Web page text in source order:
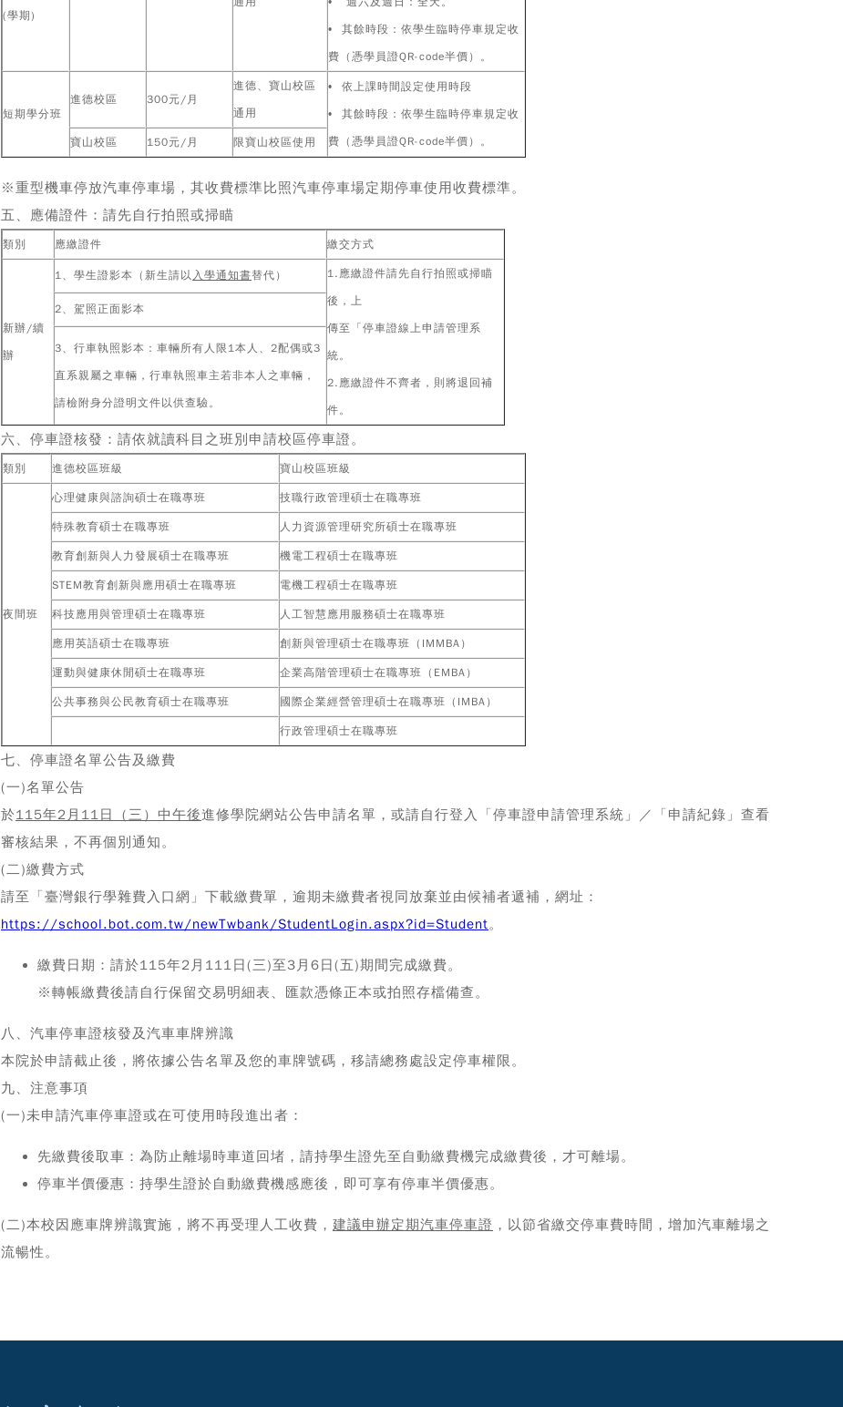
(學期)
• 其餘時段：依學生臨時停車規定收
費（憑學員證QR-code半價）。
短期學分班
進德校區 300元/月
進德、寶山校區
通用
• 依上課時間設定使用時段
• 其餘時段：依學生臨時停車規定收
費（憑學員證QR-code半價）。
寶山校區 150元/月 限寶山校區使用
※重型機車停放汽車停車場，其收費標準比照汽車停車場定期停車使用收費標準。
五、應備證件：請先自行拍照或掃瞄
類別 應繳證件 繳交方式
新辦/續
辦
1、學生證影本（新生請以 入學通知書替代）
1.應繳證件請先自行拍照或掃瞄
後，上
傳至「停車證線上申請管理系
統。
2.應繳證件不齊者，則將退回補
件。
2、駕照正面影本
3、行車執照影本：車輛所有人限1本人、2配偶或3
直系親屬之車輛，行車執照車主若非本人之車輛，
請檢附身分證明文件以供查驗。
六、停車證核發：請依就讀科目之班別申請校區停車證。
類別 進德校區班級 寶山校區班級
夜間班
心理健康與諮詢碩士在職專班
技職行政管理碩士在職專班
特殊教育碩士在職專班
人力資源管理研究所碩士在職專班
教育創新與人力發展碩士在職專班
機電工程碩士在職專班
STEM教育創新與應用碩士在職專班
電機工程碩士在職專班
科技應用與管理碩士在職專班
人工智慧應用服務碩士在職專班
應用英語碩士在職專班
創新與管理碩士在職專班（IMMBA）
運動與健康休閒碩士在職專班
企業高階管理碩士在職專班（EMBA）
公共事務與公民教育碩士在職專班
國際企業經營管理碩士在職專班（IMBA）
行政管理碩士在職專班
七、停車證名單公告及繳費
(一)名單公告
於115年2月11日（三）中午後進修學院網站公告申請名單，或請自行登入「停車證申請管理系統」／「申請紀錄」查看
審核結果，不再個別通知。
(二)繳費方式
請至「臺灣銀行學雜費入口網」下載繳費單，逾期未繳費者視同放棄並由候補者遞補，網址：
https://school.bot.com.tw/newTwbank/StudentLogin.aspx?id=Student。
繳費日期 ：請於115年2月111日(三)至3月6日(五)期間完成繳費。
※轉帳繳費後請自行保留交易明細表、匯款憑條正本或拍照存檔備查。
八、汽車停車證核發及汽車車牌辨識
本院於申請截止後，將依據公告名單及您的車牌號碼，移請總務處設定停車權限。
九、注意事項
(一)未申請汽車停車證或在可使用時段進出者：
先繳費後取車：為防止離場時車道回堵，請持學生證先至自動繳費機完成繳費後，才可離場。
停車半價優惠：持學生證於自動繳費機感應後，即可享有停車半價優惠。
(二)本校因應車牌辨識實施，將不再受理人工收費， 建議申辦定期汽車停車證 ，以節省繳交停車費時間，增加汽車離場之
流暢性。